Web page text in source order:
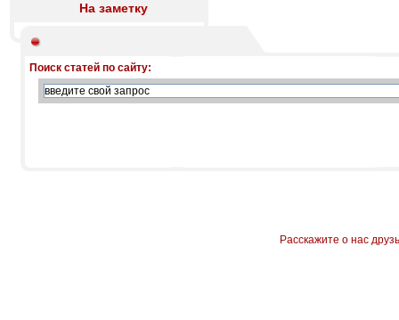
На заметку
Поиск статей по сайту:
Расскажите о нас